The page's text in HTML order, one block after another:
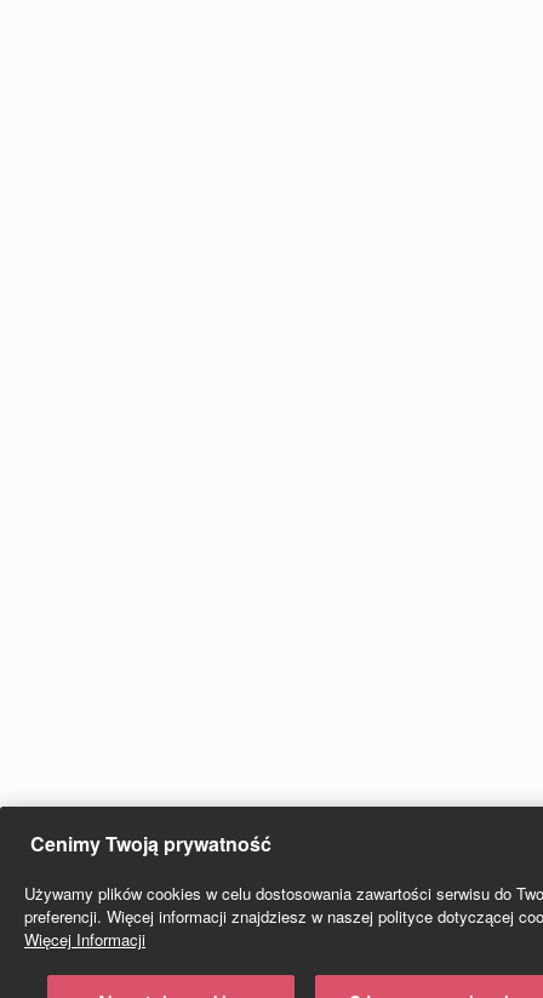
Cenimy Twoją prywatność
Używamy plików cookies w celu dostosowania zawartości serwisu do
preferencji. Więcej informacji znajdziesz w naszej polityce dotyczącej
Więcej Informacji